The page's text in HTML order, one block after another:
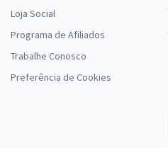
Loja Social
Programa de Afiliados
Trabalhe Conosco
Preferência de Cookies